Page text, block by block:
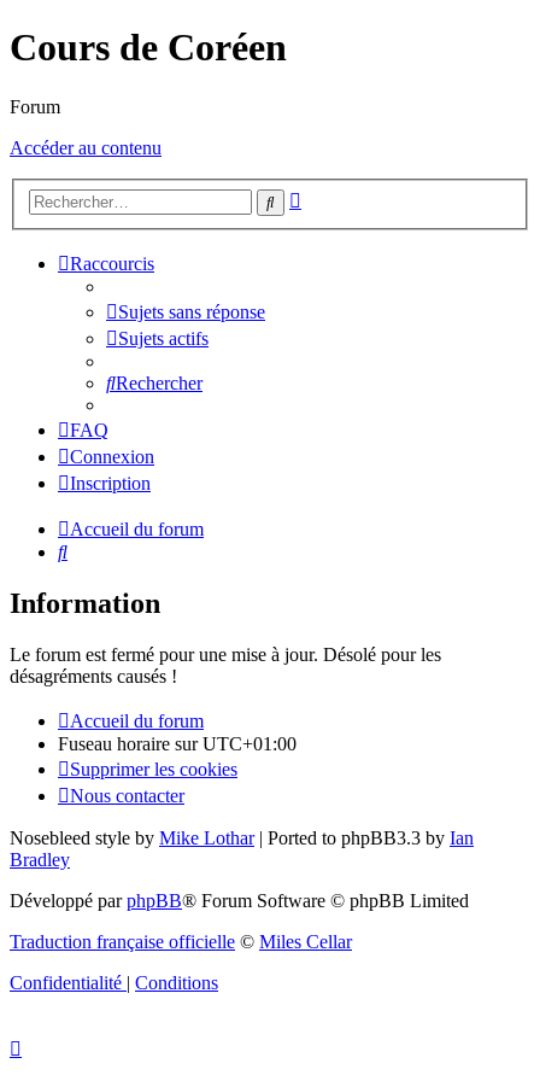
Cours de Coréen
Forum
Accéder au contenu
Rechercher
Raccourcis
Sujets sans réponse
Sujets actifs
Rechercher
FAQ
Connexion
Inscription
Accueil du forum
Rechercher
Information
Le forum est fermé pour une mise à jour. Désolé pour les
désagréments causés !
Accueil du forum
Fuseau horaire surUTC+01:00
Supprimer les cookies
Nous contacter
Nosebleed style by Mike Lothar| Ported to phpBB3.3 by Ian
Bradley
Développé parphpBB® Forum Software © phpBB Limited
Traduction française officielle © Miles Cellar
Confidentialité | Conditions